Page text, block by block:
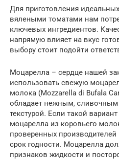
Для приготовления
вялеными томатами нам
ключевых ингредиентов.
напрямую влияет на вкус
выбору стоит подойти
Моцарелла – сердце нашей
использовать свежую
молока (Mozzarella di Bufala
обладает нежным, сливочным
текстурой. Если такой
моцарелла из коровьего
проверенных
срок годности. Моцарелла
признаков жидкости и